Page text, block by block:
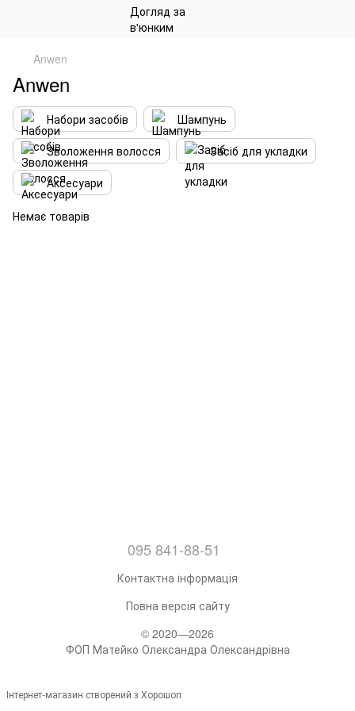
Anwen
Anwen
Набори засобів
Шампунь
Зволоження волосся
Засіб для укладки
Аксесуари
Немає товарів
095 841-88-51
Контактна інформація
Повна версія сайту
© 2020—2026
ФОП Матейко Олександра Олександрівна
Інтернет-магазин створений з Хорошоп